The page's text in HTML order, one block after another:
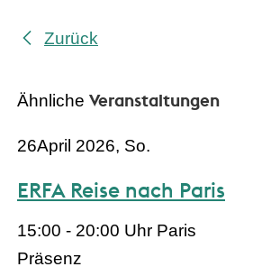
Zurück
Ähnliche Veranstaltungen
26April 2026, So.
ERFA Reise nach Paris
15:00 - 20:00 Uhr Paris
Präsenz